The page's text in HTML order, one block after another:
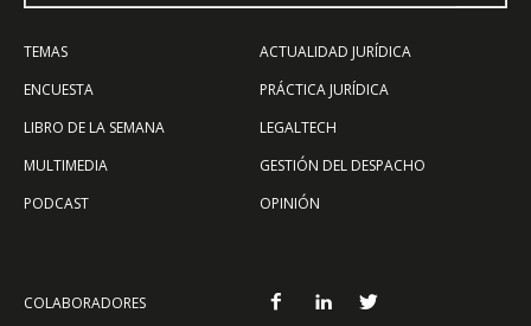
TEMAS
ENCUESTA
LIBRO DE LA SEMANA
MULTIMEDIA
PODCAST
ACTUALIDAD JURÍDICA
PRÁCTICA JURÍDICA
LEGALTECH
GESTIÓN DEL DESPACHO
OPINIÓN
COLABORADORES